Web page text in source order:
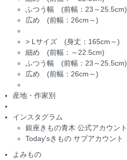
ふつう幅 (前幅：23～25.5cm)
広め (前幅：26cm～)
> Lサイズ (身丈：165cm～)
細め (前幅：～22.5cm)
ふつう幅 (前幅：23～25.5cm)
広め (前幅：26cm～)
産地・作家別
インスタグラム
銀座きもの青木 公式アカウント
Today'sきもの サブアカウント
よみもの